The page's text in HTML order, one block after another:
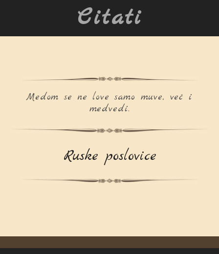
Citati
Medom se ne love samo muve, već i
medvedi.
Ruske poslovice